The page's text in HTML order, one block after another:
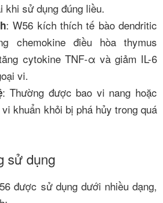
khi sử dụng đúng liều.
: W56 kích thích tế bào dendritic
chemokine điều hòa thymus
cytokine TNF-α và giảm IL-6
vi.
: Thường được bao vi nang hoặc
khuẩn khỏi bị phá hủy trong quá
sử dụng
được sử dụng dưới nhiều dạng,